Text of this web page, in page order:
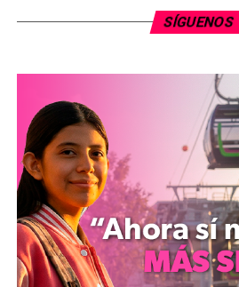
de disciplina fiscal y sin la
pública para el estado.
Comparte con:
SÍGUENOS